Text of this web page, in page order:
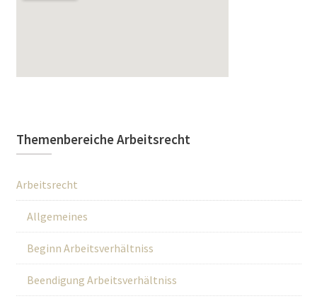
Themenbereiche Arbeitsrecht
Arbeitsrecht
Allgemeines
Beginn Arbeitsverhältniss
Beendigung Arbeitsverhältniss